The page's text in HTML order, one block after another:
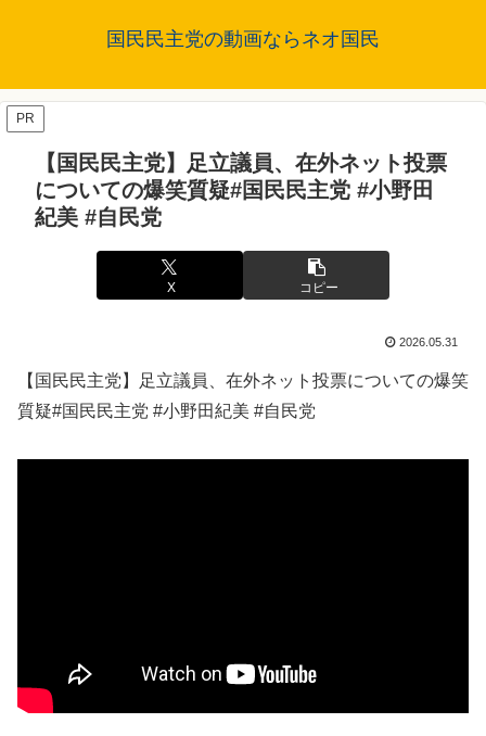
国民民主党の動画ならネオ国民
PR
【国民民主党】足立議員、在外ネット投票
についての爆笑質疑#国民民主党 #小野田
紀美 #自民党
X コピー
2026.05.31
【国民民主党】足立議員、在外ネット投票についての爆笑
質疑#国民民主党 #小野田紀美 #自民党